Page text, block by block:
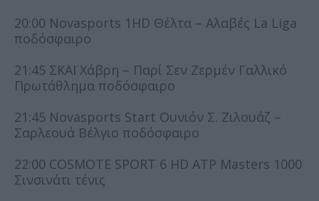
20:00 Novasports 1HD Θέλτα – Αλαβές La Liga
ποδόσφαιρο
21:45 ΣΚΑΪ Χάβρη – Παρί Σεν Ζερμέν Γαλλικό
Πρωτάθλημα ποδόσφαιρο
21:45 Novasports Start Ουνιόν Σ. Ζιλουάζ –
Σαρλεουά Βέλγιο ποδόσφαιρο
22:00 COSMOTE SPORT 6 HD ATP Masters 1000
Σινσινάτι τένις